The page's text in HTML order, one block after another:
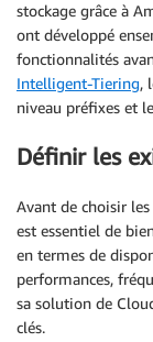
stockage grâce à
ont développé
fonctionnalités
Intelligent-Tiering,
niveau préfixes et
Définir les
Avant de choisir
est essentiel de
en termes de
performances,
sa solution de
clés.